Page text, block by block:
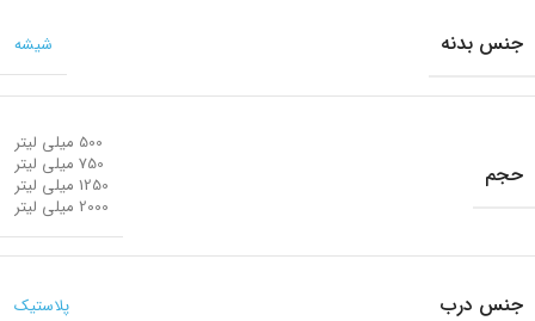
جنس بدنه شیشه
حجم
500 میلی لیتر
750 میلی لیتر
1250 میلی لیتر
2000 میلی لیتر
جنس درب پلاستیک